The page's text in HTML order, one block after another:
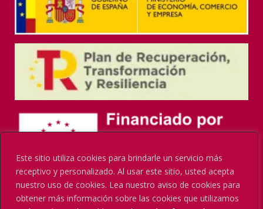
Este sitio utiliza cookies para brindarle un servicio más
receptivo y personalizado. Al usar este sitio, usted acepta
nuestro uso de cookies. Lea nuestro aviso de cookies para
obtener más información sobre las cookies que utilizamos